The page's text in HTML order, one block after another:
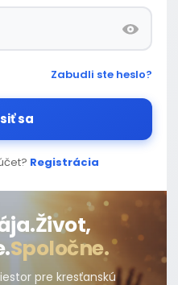
Zabudli ste heslo?
sa
Registrácia
Život,
Spoločne.
pre kresťanskú